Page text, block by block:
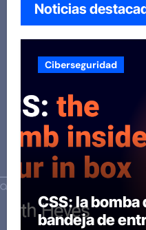
Noticias
Ciberseguridad
CSS: la
bandeja de